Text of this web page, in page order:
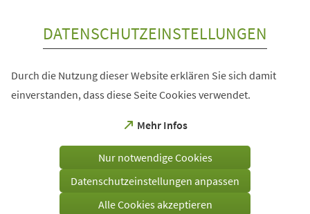
DATENSCHUTZEINSTELLUNGEN
Durch die Nutzung dieser Website erklären Sie sich damit
einverstanden, dass diese Seite Cookies verwendet.
Mehr Infos
(Öffnet
einem
Tab)
Nur notwendige Cookies
Datenschutzeinstellungen anpassen
Alle Cookies akzeptieren